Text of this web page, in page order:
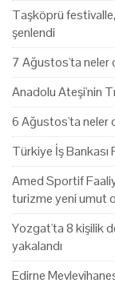
Taşköprü
şenlendi
7 Ağustos'ta neler
Anadolu Ateşi'nin
6 Ağustos'ta neler
Türkiye İş Bankası
Amed Sportif
turizme yeni umut
Yozgat'ta 8 kişilik
yakalandı
Edirne